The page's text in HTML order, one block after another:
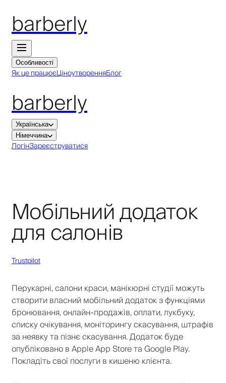
barberly
Особливості
Як це працюєЦіноутворенняБлог
barberly
Українська
Німеччина
ЛогінЗареєструватися
Мобільний додаток
для салонів
Trustpilot
Перукарні, салони краси, манікюрні студії можуть
створити власний мобільний додаток з функціями
бронювання, онлайн-продажів, оплати, лукбуку,
списку очікування, моніторингу скасування, штрафів
за неявку та пізнє скасування. Додаток буде
опубліковано в Apple App Store та Google Play.
Покладіть свої послуги в кишеню клієнта.